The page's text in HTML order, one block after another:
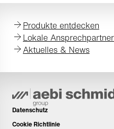
Produkte entdecken
Lokale
Aktuelles & News
Datenschutz
Cookie Richtlinie